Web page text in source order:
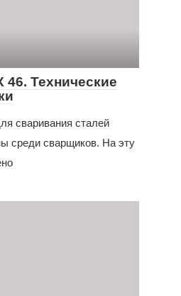
Технические
сваривания сталей
среди сварщиков. На эту